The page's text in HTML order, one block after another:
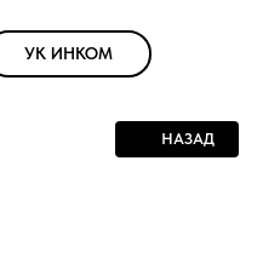
УК ИНКОМ
НАЗАД